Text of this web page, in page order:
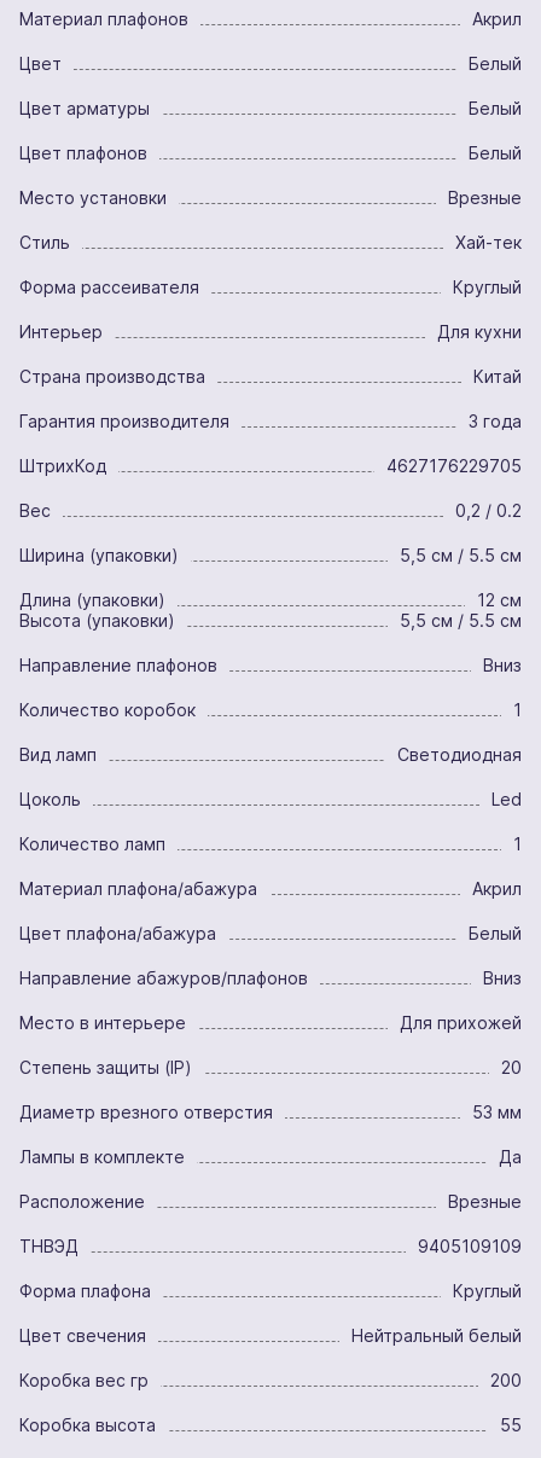
Материал плафонов Акрил
Цвет Белый
Цвет арматуры Белый
Цвет плафонов Белый
Место установки Врезные
Стиль Хай-тек
Форма рассеивателя Круглый
Интерьер Для кухни
Страна производства Китай
Гарантия производителя 3 года
ШтрихКод 4627176229705
Вес 0,2 / 0.2
Ширина (упаковки) 5,5 см / 5.5 см
Длина (упаковки)
12 см
Высота (упаковки)
5,5 см / 5.5 см
Направление плафонов Вниз
Количество коробок 1
Вид ламп Светодиодная
Цоколь Led
Количество ламп 1
Материал плафона/абажура Акрил
Цвет плафона/абажура Белый
Направление абажуров/плафонов Вниз
Место в интерьере Для прихожей
Степень защиты (IP) 20
Диаметр врезного отверстия 53 мм
Лампы в комплекте Да
Расположение Врезные
ТНВЭД 9405109109
Форма плафона Круглый
Цвет свечения Нейтральный белый
Коробка вес гр 200
Коробка высота 55